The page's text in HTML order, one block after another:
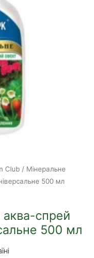
Club / Мінеральне
500 мл
спрей
500 мл